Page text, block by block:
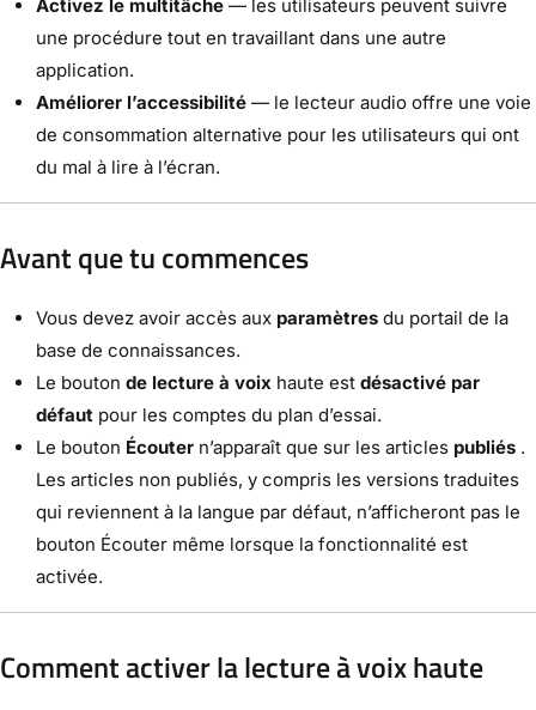
Activez le multitâche — les utilisateurs peuvent suivre
une procédure tout en travaillant dans une autre
application.
Améliorer l’accessibilité — le lecteur audio offre une voie
de consommation alternative pour les utilisateurs qui ont
du mal à lire à l’écran.
Avant que tu commences
Vous devez avoir accès aux paramètres du portail de la
base de connaissances.
Le bouton de lecture à voix haute est désactivé par
défaut pour les comptes du plan d’essai.
Le bouton Écouter n’apparaît que sur les articles publiés .
Les articles non publiés, y compris les versions traduites
qui reviennent à la langue par défaut, n’afficheront pas le
bouton Écouter même lorsque la fonctionnalité est
activée.
Comment activer la lecture à voix haute